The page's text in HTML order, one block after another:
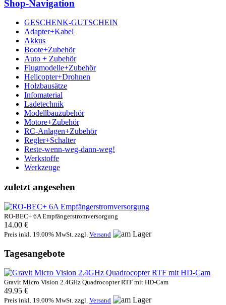
Shop-Navigation
GESCHENK-GUTSCHEIN
Adapter+Kabel
Akkus
Boote+Zubehör
Auto + Zubehör
Flugmodelle+Zubehör
Helicopter+Drohnen
Holzbausätze
Infomaterial
Ladetechnik
Modellbauzubehör
Motore+Zubehör
RC-Anlagen+Zubehör
Regler+Schalter
Reste-wenn-weg-dann-weg!
Werkstoffe
Werkzeuge
zuletzt angesehen
RO-BEC+ 6A Empfängerstromversorgung
14.00 €
Preis inkl. 19.00% MwSt. zzgl. Versand
Tagesangebote
Gravit Micro Vision 2.4GHz Quadrocopter RTF mit HD-Cam
49.95 €
Preis inkl. 19.00% MwSt. zzgl. Versand